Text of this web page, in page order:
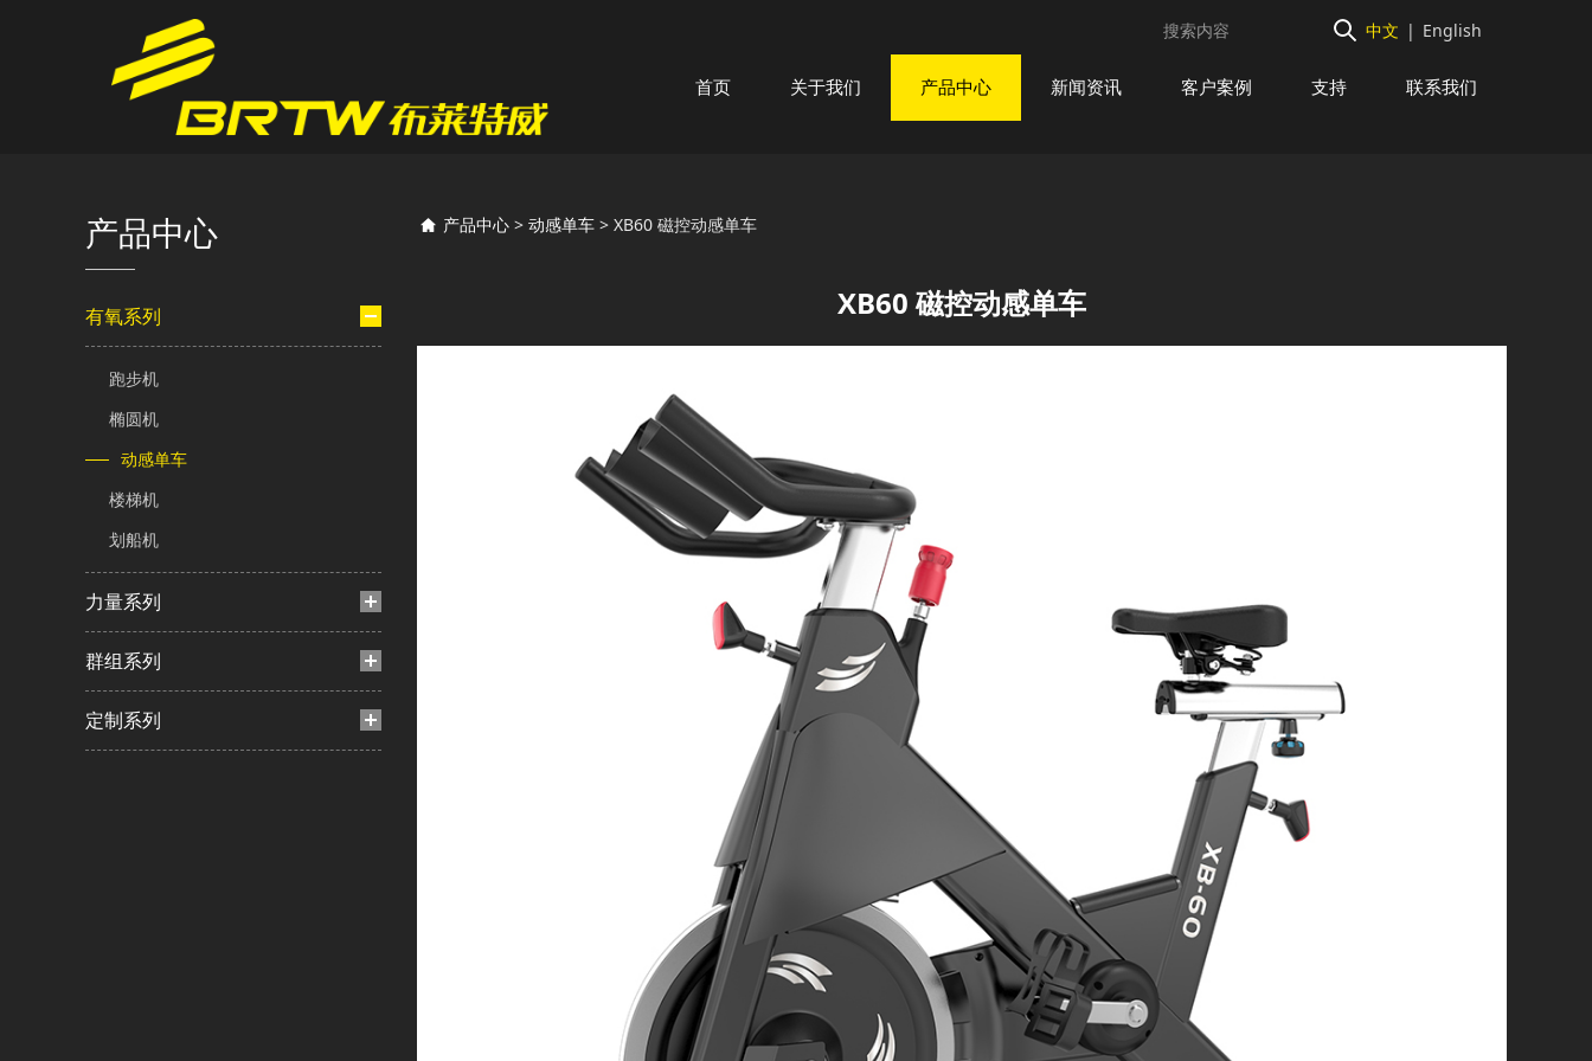
中文 | English
首页 关于我们 产品中心 新闻资讯 客户案例 支持 联系我们
产品中心
有氧系列
跑步机
椭圆机
动感单车
楼梯机
划船机
力量系列
群组系列
定制系列
XB60 磁控动感单车
产品中心 > 动感单车 > XB60 磁控动感单车
XB60 磁控动感单车